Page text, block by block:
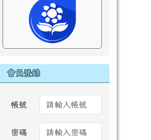
會員登錄
帳號
密碼